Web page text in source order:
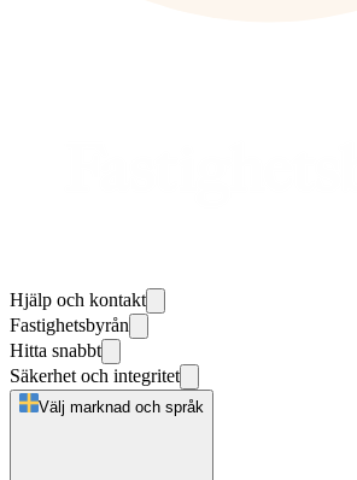
Hjälp och kontakt
Fastighetsbyrån
Hitta snabbt
Säkerhet och integritet
Välj marknad och språk